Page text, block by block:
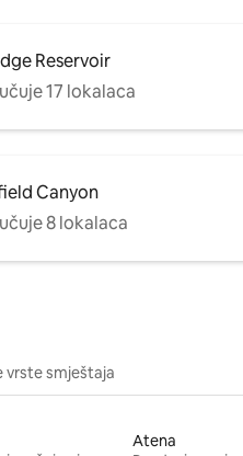
Reservoir
17 lokalaca
Canyon
8 lokalaca
vrste smještaja
Atena